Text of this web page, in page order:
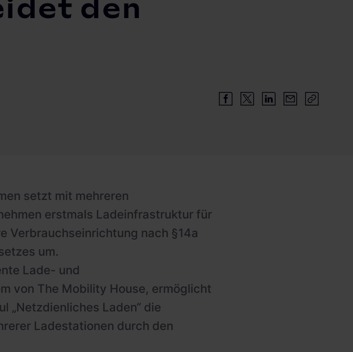
den
setzt mit mehreren
erstmals Ladeinfrastruktur für
Verbrauchseinrichtung nach §14a
um.
Lade- und
von The Mobility House, ermöglicht
„Netzdienliches Laden“ die
Ladestationen durch den